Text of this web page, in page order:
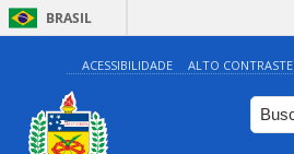
BRASIL
ACESSIBILIDADE ALTO CONTRASTE